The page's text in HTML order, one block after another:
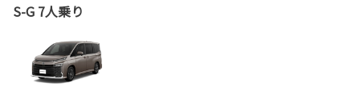
S-G 7人乗り